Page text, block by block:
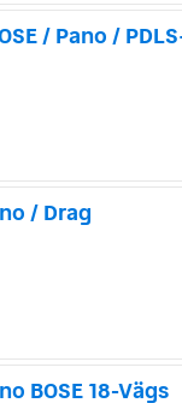
/ Pano /
/ Drag
BOSE 18-Vägs